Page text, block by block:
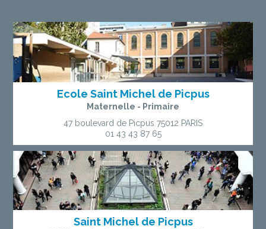
Ecole Saint Michel de Picpus
Maternelle - Primaire
47 boulevard de Picpus 75012 PARIS
01 43 43 87 65
Saint Michel de Picpus